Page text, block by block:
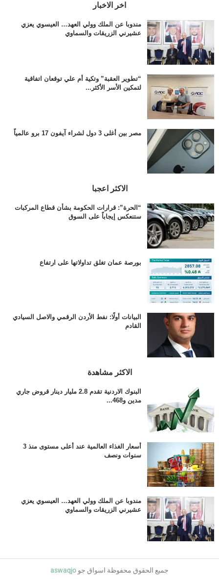
اخر الاخبار
مندوبا عن الملك وولي العهد… العيسوي يعزي
عشيرني الزريقات والسماوي
“تطوير العقبة” وتكية أم علي توقعان اتفاقية
لتمكين الأسر الأكثر...
مصر بين أغلى 3 دول لشراء آيفون 17 برو عالمياً
الاكثر اعجبا
“الحرة”: قرارات الحكومة بشأن قطاع المركبات
ستنعكس إيجاباً على السوق
بورصة عمان تغلق تداولاتها على ارتفاع
البيانات أولًا: نفط الأردن الرقمي والاصل السيادي
القادم
الاكثر مشاهدة
البنوك الاردنية تقدم 2.8 مليار دينار قروض جاري
مدين و468...
أسعار الغذاء العالمية عند أعلى مستوى منذ 3
سنوات ونصف
مندوبا عن الملك وولي العهد… العيسوي يعزي
عشيرني الزريقات والسماوي
جميع الحقوق محفوظة اسواق جو aswaqjo